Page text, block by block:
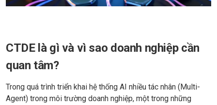
CTDE là gì và vì sao doanh nghiệp cần
quan tâm?
Trong quá trình triển khai hệ thống AI nhiều tác nhân (Multi-
Agent) trong môi trường doanh nghiệp, một trong những